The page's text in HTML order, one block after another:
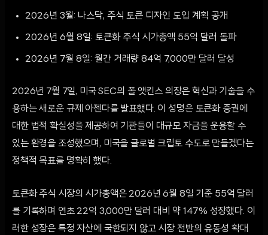
2026년 3월: 나스닥, 주식 토큰 디자인 도입 계획 공개
2026년 6월 8일: 토큰화 주식 시가총액 55억 달러 돌파
2026년 7월 8일: 월간 거래량 84억 7,000만 달러 달성
2026년 7월 7일, 미국 SEC의 폴 앳킨스 의장은 혁신과 기술을 수
용하는 새로운 규제 아젠다를 발표했다. 이 성명은 토큰화 증권에
대한 법적 확실성을 제공하여 기관들이 대규모 자금을 운용할 수
있는 환경을 조성했으며, 미국을 글로벌 크립토 수도로 만들겠다는
정책적 목표를 명확히 했다.
토큰화 주식 시장의 시가총액은 2026년 6월 8일 기준 55억 달러
를 기록하며 연초 22억 3,000만 달러 대비 약 147% 성장했다. 이
러한 성장은 특정 자산에 국한되지 않고 시장 전반의 유동성 확대